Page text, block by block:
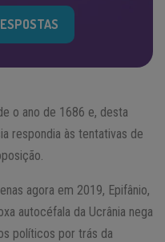
o ano de 1686 e, desta
respondia às tentativas de
agora em 2019, Epifânio,
autocéfala da Ucrânia nega
políticos por trás da